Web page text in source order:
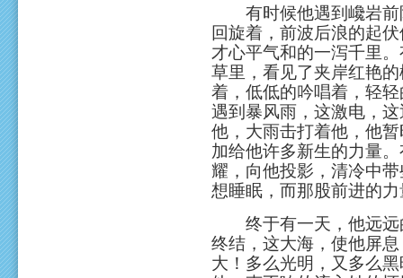
有时候他遇到巉岩前
回旋着，前波后浪的起
才心平气和的一泻千里
草里，看见了夹岸红艳
着，低低的吟唱着，轻
遇到暴风雨，这激电，
他，大雨击打着他，他
加给他许多新生的力量
耀，向他投影，清冷中
想睡眠，而那股前进的
终于有一天，他远远
终结，这大海，使他屏
大！多么光明，又多么